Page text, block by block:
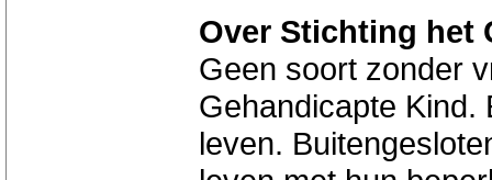
Over Stichting het
Geen soort zonder
Gehandicapte Kind.
leven.